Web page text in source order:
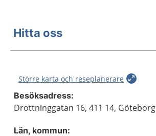
Hitta oss
Större karta och reseplanerare
Besöksadress:
Drottninggatan 16, 411 14, Göteborg
Län, kommun: